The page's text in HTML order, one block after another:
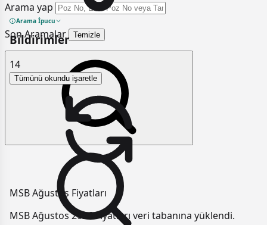
Arama yap
Arama İpucu
Son Aramalar Temizle
Bildirimler
14
Tümünü okundu işaretle
MSB Ağustos Fiyatları
MSB Ağustos 2026 Fiyatları veri tabanına yüklendi.